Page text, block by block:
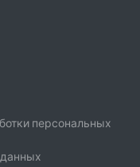
персональных